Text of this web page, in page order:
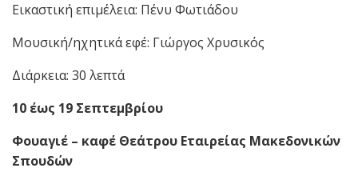
Εικαστική επιμέλεια: Πένυ Φωτιάδου
Μουσική/ηχητικά εφέ: Γιώργος Χρυσικός
Διάρκεια: 30 λεπτά
10 έως 19 Σεπτεμβρίου
Φουαγιέ – καφέ Θεάτρου Εταιρείας Μακεδονικών
Σπουδών